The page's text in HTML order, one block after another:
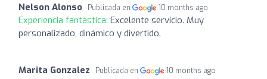
Nelson Alonso Publicada en 10 months ago
Experiencia fantástica: Excelente servicio. Muy
personalizado, dinámico y divertido.
Marita Gonzalez Publicada en 10 months ago